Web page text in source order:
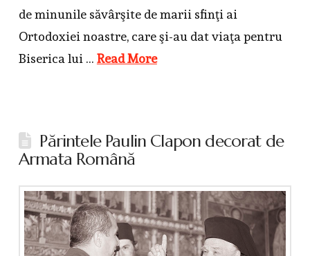
de minunile săvârşite de marii sfinţi ai
Ortodoxiei noastre, care şi-au dat viaţa pentru
Biserica lui … Read More
Părintele Paulin Clapon decorat de
Armata Română